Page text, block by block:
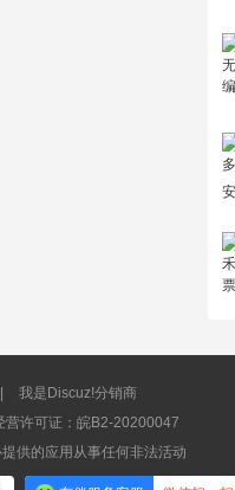
我是Discuz!分销商
营许可证：皖B2-20200047
供的应用从事任何非法活动